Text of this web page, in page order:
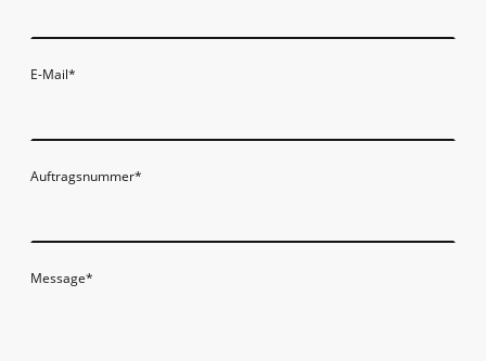
E-Mail*
Auftragsnummer*
Message*